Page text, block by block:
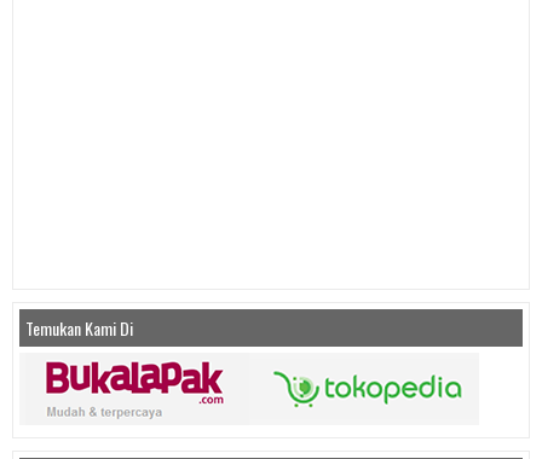
Temukan Kami Di